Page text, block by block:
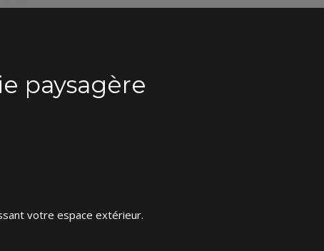
paysagère
votre espace extérieur.